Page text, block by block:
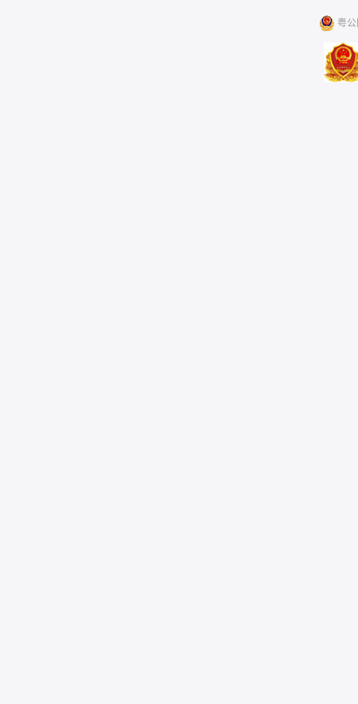
粤公